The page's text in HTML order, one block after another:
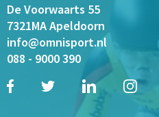
De Voorwaarts 55
7321MA Apeldoorn
info@omnisport.nl
088 - 9000 390